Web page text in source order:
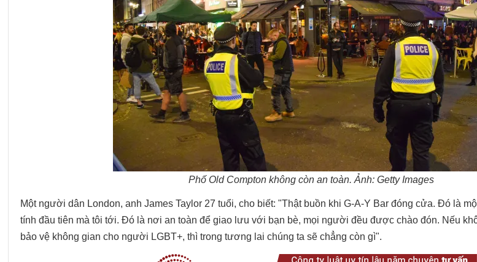
Phố Old Compton không còn an toàn. Ảnh: Getty Images
Một người dân London, anh James Taylor 27 tuổi, cho biết: "Thật buồn khi G-A-Y Bar đóng cửa. Đó là
tính đầu tiên mà tôi tới. Đó là nơi an toàn để giao lưu với bạn bè, mọi người đều được chào đón. Nếu
bảo vệ không gian cho người LGBT+, thì trong tương lai chúng ta sẽ chẳng còn gì".